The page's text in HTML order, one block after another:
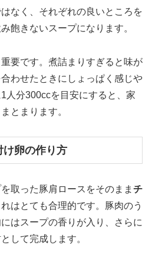
なく、それぞれの良いところを
飽きないスープになります。
要です。煮詰まりすぎると味が
わせたときにしょっぱく感じや
人分300ccを目安にすると、家
とまります。
け卵の作り方
取った豚肩ロースをそのまま チ
はとても合理的です。豚肉のう
はスープの香りが入り、さらに
して完成します。